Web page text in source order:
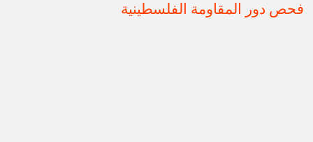
فحص دور المقاومة الفلسطينية